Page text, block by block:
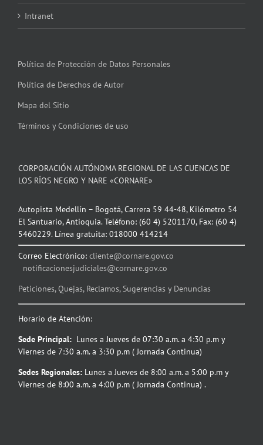
Intranet
Política de Protección de Datos Personales
Política de Derechos de Autor
Mapa del Sitio
Términos y Condiciones de uso
CORPORACIÓN AUTÓNOMA REGIONAL DE LAS CUENCAS DE
LOS RÍOS NEGRO Y NARE «CORNARE»
Autopista Medellín – Bogotá, Carrera 59 44-48, Kilómetro 54
El Santuario, Antioquia. Teléfono: (60 4) 5201170, Fax: (60 4)
5460229. Línea gratuita: 018000 414214
Correo Electrónico: cliente@cornare.gov.co
notificacionesjudiciales@cornare.gov.co
Peticiones, Quejas, Reclamos, Sugerencias y Denuncias
Horario de Atención:
Sede Principal: Lunes a Jueves de 07:30 a.m. a 4:30 p.m y
Viernes de 7:30 a.m. a 3:30 p.m ( Jornada Continua)
Sedes Regionales: Lunes a Jueves de 8:00 a.m. a 5:00 p.m y
Viernes de 8:00 a.m. a 4:00 p.m ( Jornada Continua) .